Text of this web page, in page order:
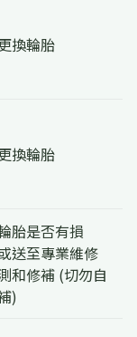
換輪胎
換輪胎
胎是否有損
送至專業維修
和修補 (切勿自
)